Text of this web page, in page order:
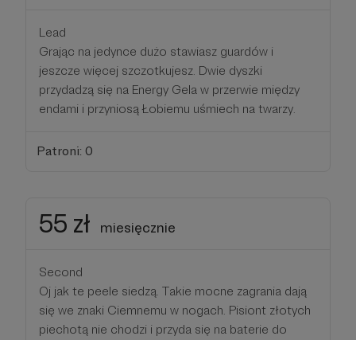
Lead
Grając na jedynce dużo stawiasz guardów i
jeszcze więcej szczotkujesz. Dwie dyszki
przydadzą się na Energy Gela w przerwie między
endami i przyniosą Łobiemu uśmiech na twarzy.
Patroni: 0
55 zł miesięcznie
Second
Oj jak te peele siedzą. Takie mocne zagrania dają
się we znaki Ciemnemu w nogach. Pisiont złotych
piechotą nie chodzi i przyda się na baterie do